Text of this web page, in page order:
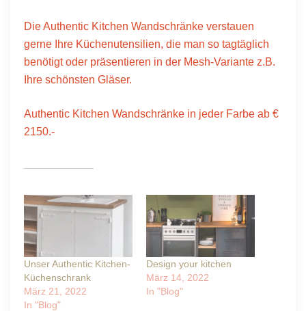
Die Authentic Kitchen Wandschränke verstauen
gerne Ihre Küchenutensilien, die man so tagtäglich
benötigt oder präsentieren in der Mesh-Variante z.B.
Ihre schönsten Gläser.
Authentic Kitchen Wandschränke in jeder Farbe ab €
2150.-
Unser Authentic Kitchen-
Küchenschrank
März 21, 2022
In "Blog"
Design your kitchen
März 14, 2022
In "Blog"